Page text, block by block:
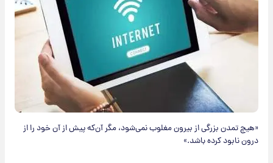
«هیچ تمدن بزرگی از بیرون مغلوب نمی‌شود، مگر آن‌که پیش از آن خود را از
درون نابود کرده باشد.»